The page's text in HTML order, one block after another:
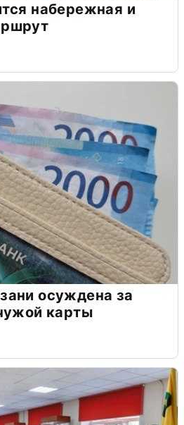
набережная и
осуждена за
карты